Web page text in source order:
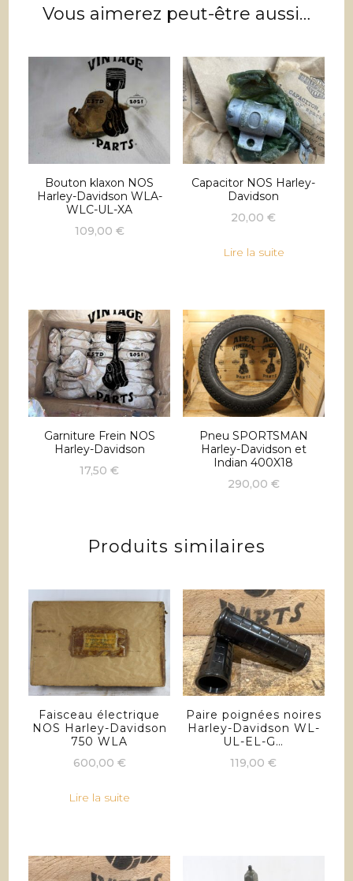
Vous aimerez peut-être aussi…
Bouton klaxon NOS
Harley-Davidson WLA-
WLC-UL-XA
109,00 €
Capacitor NOS Harley-
Davidson
20,00€
Lire la suite
Garniture Frein NOS
Harley-Davidson
17,50€
Pneu SPORTSMAN
Harley-Davidson et
Indian 400X18
290,00 €
Produits similaires
Faisceau électrique
NOS Harley-Davidson
750 WLA
600,00 €
Lire la suite
Paire poignées noires
Harley-Davidson WL-
UL-EL-G…
119,00€